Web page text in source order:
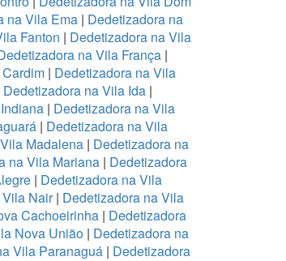
na Vila Ema | Dedetizadora na
Fanton | Dedetizadora na Vila
na Vila França |
| Dedetizadora na Vila
Dedetizadora na Vila Ida|
| Dedetizadora na Vila
| Dedetizadora na Vila
Madalena| Dedetizadora na
na Vila Mariana| Dedetizadora
| Dedetizadora na Vila
Nair| Dedetizadora na Vila
Cachoeirinha| Dedetizadora
Nova União | Dedetizadora na
Vila Paranaguá | Dedetizadora